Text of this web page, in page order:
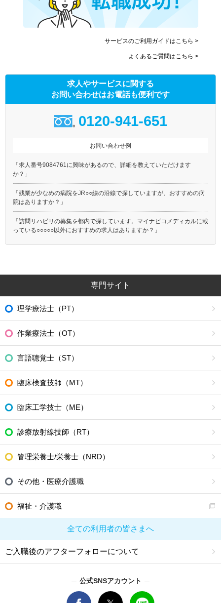
サービスのご利用ガイドはこちら >
よくあるご質問はこちら >
求人やサービスに関する
お問い合わせはお電話も便利です
0120-941-651
お問い合わせ例
「求人番号9084761に興味があるので、詳細を教えていただけます
か？」
「残業が少なめの病院をJR○○線の沿線で探していますが、おすすめの病
院はありますか？」
「訪問リハビリの募集を都内で探しています。マイナビコメディカルに載
っている○○○○○以外におすすめの求人はありますか？」
専門サイト
理学療法士（PT）
作業療法士（OT）
言語聴覚士（ST）
臨床検査技師（MT）
臨床工学技士（ME）
診療放射線技師（RT）
管理栄養士/栄養士（NRD）
その他・医療介護職
福祉・介護職
全ての利用者の皆さまへ
ご入職後のアフターフォローについて
公式SNSアカウント